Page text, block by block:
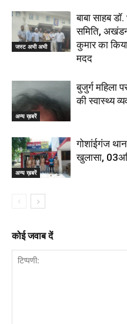
जस्ट अभी अभी
बाबा साहब
समिति,
कुमार का
मदद
अन्य ख़बरें
बुजुर्ग महिला
की स्वास्थ्य
अन्य ख़बरें
गोशांईगंज
खुलासा,
कोई जवाब दें